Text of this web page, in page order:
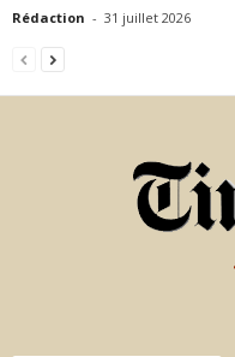
Rédaction - 31 juillet 2026